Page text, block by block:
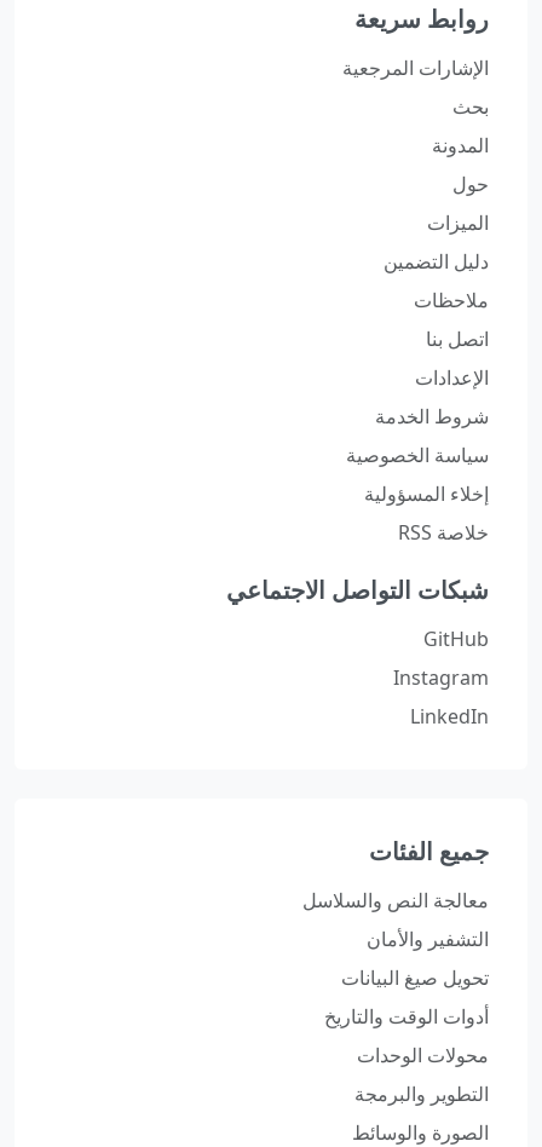
روابط سريعة
الإشارات المرجعية
بحث
المدونة
حول
الميزات
دليل التضمين
ملاحظات
اتصل بنا
الإعدادات
شروط الخدمة
سياسة الخصوصية
إخلاء المسؤولية
خلاصة RSS
شبكات التواصل الاجتماعي
GitHub
Instagram
LinkedIn
جميع الفئات
معالجة النص والسلاسل
التشفير والأمان
تحويل صيغ البيانات
أدوات الوقت والتاريخ
محولات الوحدات
التطوير والبرمجة
الصورة والوسائط